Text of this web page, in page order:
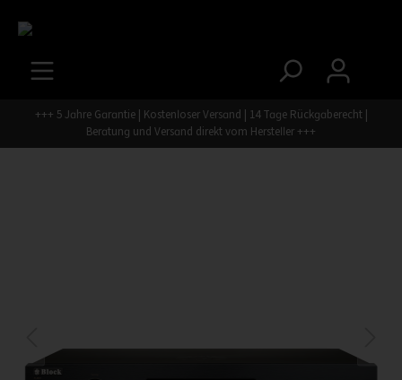
+++ 5 Jahre Garantie | Kostenloser Versand | 14 Tage Rückgaberecht |
Beratung und Versand direkt vom Hersteller +++